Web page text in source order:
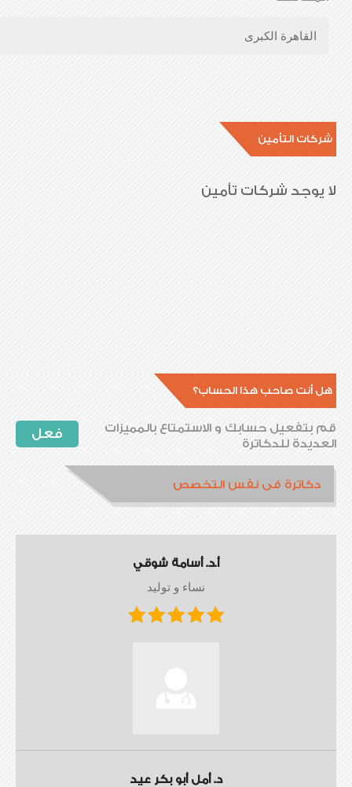
القاهرة الكبرى
شركات التأمين
لا يوجد شركات تأمين
هل أنت صاحب هذا الحساب؟
فعل
قم بتفعيل حسابك و الاستمتاع بالمميزات
العديدة للدكاترة
دكاترة فى نفس التخصص
أ.د. أسامة شوقي
نساء و توليد
د. أمل أبو بكر عيد